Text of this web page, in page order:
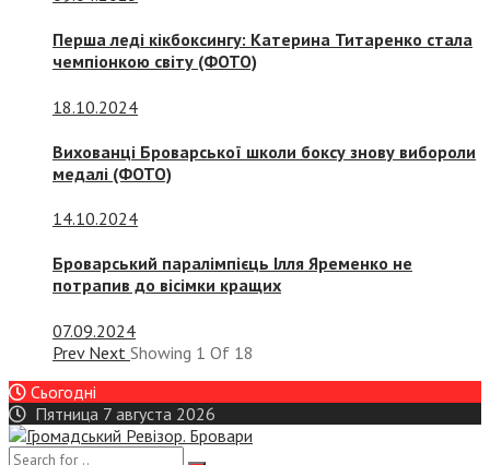
Перша леді кікбоксингу: Катерина Титаренко стала
чемпіонкою світу (ФОТО)
18.10.2024
Вихованці Броварської школи боксу знову вибороли
медалі (ФОТО)
14.10.2024
Броварський паралімпієць Ілля Яременко не
потрапив до вісімки кращих
07.09.2024
Prev Next Showing 1 Of 18
Сьогодні
Пятница 7 августа 2026